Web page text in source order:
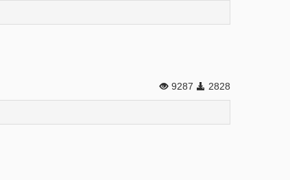
9287 2828